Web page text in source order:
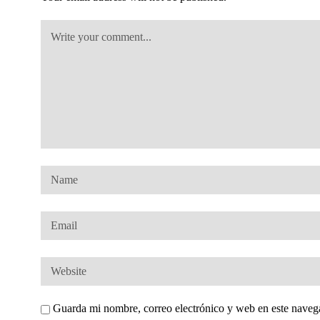
Guarda mi nombre, correo electrónico y web en este